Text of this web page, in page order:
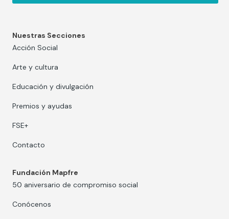
Nuestras Secciones
Acción Social
Arte y cultura
Educación y divulgación
Premios y ayudas
FSE+
Contacto
Fundación Mapfre
50 aniversario de compromiso social
Conócenos